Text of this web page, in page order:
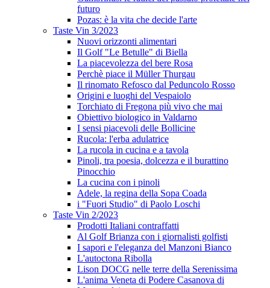
futuro
Pozas: è la vita che decide l'arte
Taste Vin 3/2023
Nuovi orizzonti alimentari
Il Golf "Le Betulle" di Biella
La piacevolezza del bere Rosa
Perchè piace il Müller Thurgau
Il rinomato Refosco dal Peduncolo Rosso
Origini e luoghi del Vespaiolo
Torchiato di Fregona più vivo che mai
Obiettivo biologico in Valdarno
I sensi piacevoli delle Bollicine
Rucola: l'erba adulatrice
La rucola in cucina e a tavola
Pinoli, tra poesia, dolcezza e il burattino
Pinocchio
La cucina con i pinoli
Adele, la regina della Sopa Coada
i "Fuori Studio" di Paolo Loschi
Taste Vin 2/2023
Prodotti Italiani contraffatti
Al Golf Brianza con i giornalisti golfisti
I sapori e l'eleganza del Manzoni Bianco
L'autoctona Ribolla
Lison DOCG nelle terre della Serenissima
L'anima Veneta di Podere Casanova di